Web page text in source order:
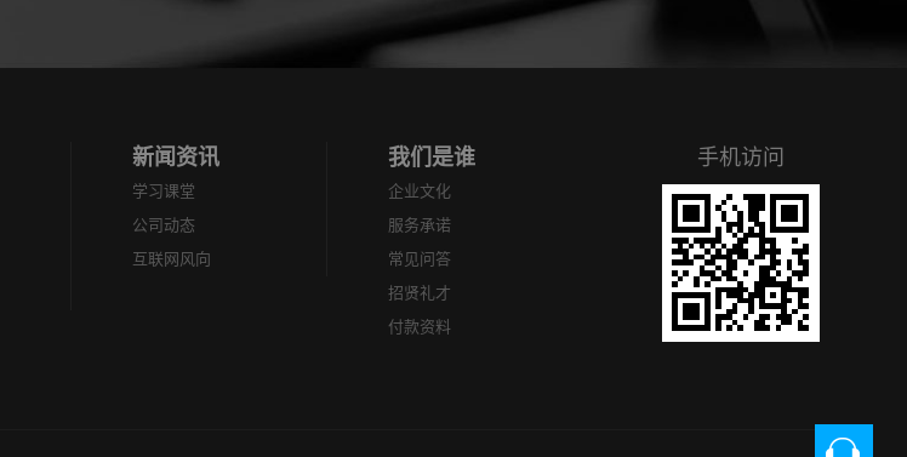
择注册账号时会提示未能...
新闻资讯
学习课堂
公司动态
互联网风向
我们是谁
企业文化
服务承诺
常见问答
招贤礼才
付款资料
手机访问